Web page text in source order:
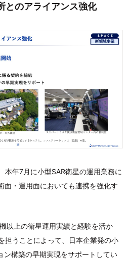
とのアライアンス強化
本年7月に小型SAR衛星の運用業務に
面・運用面においても連携を強化す
以上の衛星運用実績と経験を活か
担うことによって、日本企業発の小
ン構築の早期実現をサポートしてい